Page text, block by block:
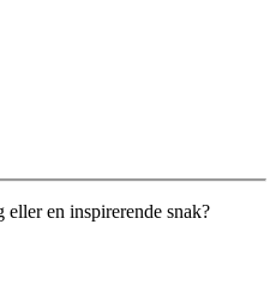
en inspirerende snak?